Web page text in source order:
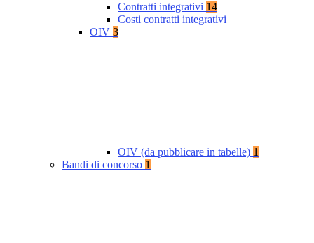
Contratti integrativi 14
Costi contratti integrativi
OIV 3
OIV (da pubblicare in tabelle) 1
Bandi di concorso 1